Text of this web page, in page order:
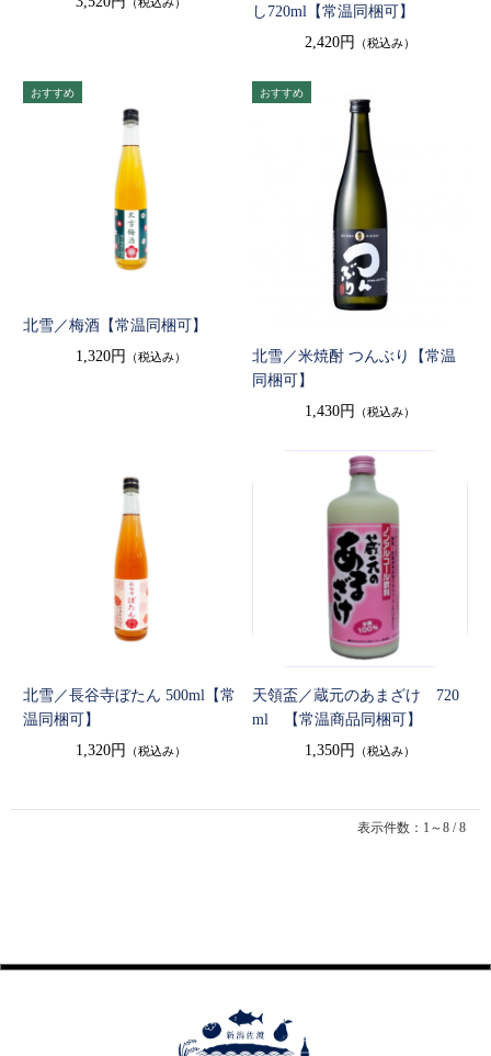
し720ml【常温同梱可】
2,420円
（税込み）
北雪／梅酒【常温同梱可】
1,320円
（税込み）
北雪／米焼酎 つんぶり【常温
同梱可】
1,430円
（税込み）
北雪／長谷寺ぼたん 500ml【常
温同梱可】
1,320円
（税込み）
天領盃／蔵元のあまざけ 720
ml 【常温商品同梱可】
1,350円
（税込み）
表示件数：1～8 / 8